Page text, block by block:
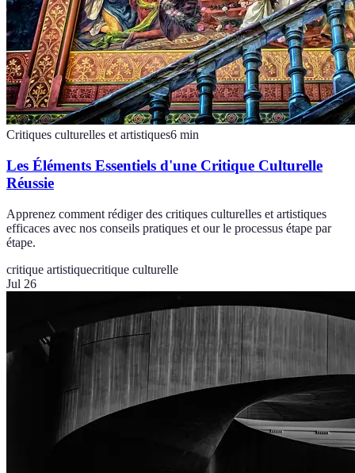
Critiques culturelles et artistiques6 min
Les Éléments Essentiels d'une Critique Culturelle
Réussie
Apprenez comment rédiger des critiques culturelles et artistiques
efficaces avec nos conseils pratiques et our le processus étape par
étape.
critique artistiquecritique culturelle
Jul 26